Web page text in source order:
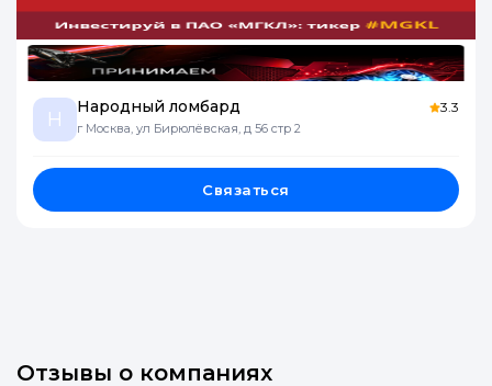
Н
Народный ломбард
г Москва, ул Бирюлёвская, д 56 стр 2
3.3
Связаться
Отзывы о компаниях